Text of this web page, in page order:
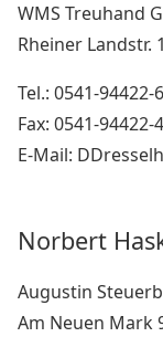
WMS Treuhand
Rheiner Landstr.
Tel.: 0541-94422-
Fax: 0541-94422-
E-Mail:
Norbert
Augustin
Am Neuen Mark